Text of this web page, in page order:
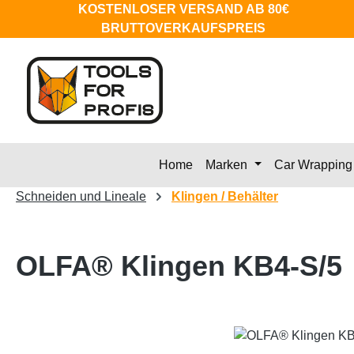
Hauptinhalt springen
Zur Suche springen
Zur Hauptnavigation springen
KOSTENLOSER VERSAND AB 80€
BRUTTOVERKAUFSPREIS
Home Marken Car Wrapping
Schneiden und Lineale Klingen / Behälter
OLFA® Klingen KB4-S/5